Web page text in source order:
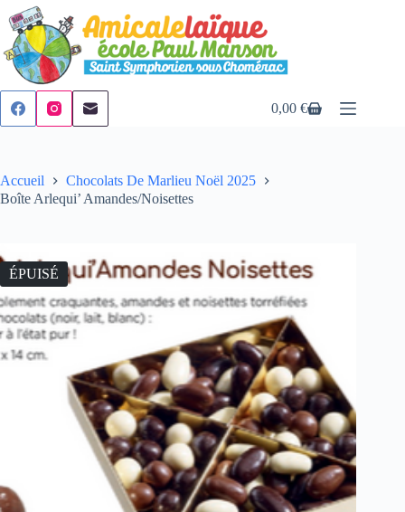
Passer
au
contenu
Panier
0,00€
Accueil
Chocolats De Marlieu Noël 2025
Boîte Arlequi’ Amandes/Noisettes
ÉPUISÉ